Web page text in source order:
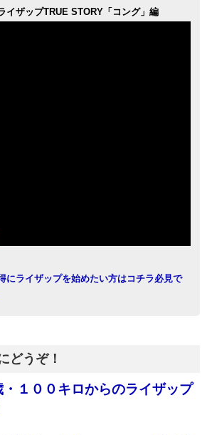
イザップTRUE STORY「コング」編
にライザップを始めたい方はコチラ必見で
どうぞ！
１００キロからのライザップ